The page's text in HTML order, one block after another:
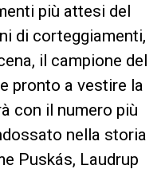
più attesi del
di corteggiamenti,
il campione del
pronto a vestire la
con il numero più
nella storia
Puskás, Laudrup